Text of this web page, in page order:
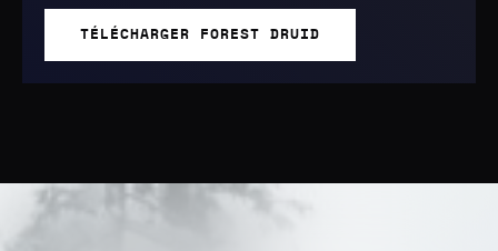
TÉLÉCHARGER FOREST DRUID